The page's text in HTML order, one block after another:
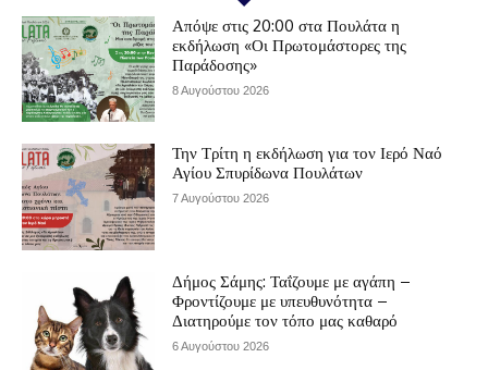
Απόψε στις 20:00 στα Πουλάτα η
εκδήλωση «Οι Πρωτομάστορες της
Παράδοσης»
8 Αυγούστου 2026
Την Τρίτη η εκδήλωση για τον Ιερό Ναό
Αγίου Σπυρίδωνα Πουλάτων
7 Αυγούστου 2026
Δήμος Σάμης: Ταΐζουμε με αγάπη –
Φροντίζουμε με υπευθυνότητα –
Διατηρούμε τον τόπο μας καθαρό
6 Αυγούστου 2026